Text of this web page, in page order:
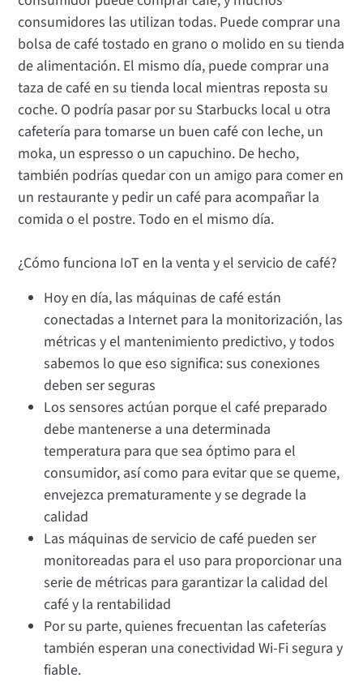
consumidores las utilizan todas. Puede comprar una
bolsa de café tostado en grano o molido en su tienda
de alimentación. El mismo día, puede comprar una
taza de café en su tienda local mientras reposta su
coche. O podría pasar por su Starbucks local u otra
cafetería para tomarse un buen café con leche, un
moka, un espresso o un capuchino. De hecho,
también podrías quedar con un amigo para comer en
un restaurante y pedir un café para acompañar la
comida o el postre. Todo en el mismo día.
¿Cómo funciona IoT en la venta y el servicio de café?
Hoy en día, las máquinas de café están
conectadas a Internet para la monitorización, las
métricas y el mantenimiento predictivo, y todos
sabemos lo que eso significa: sus conexiones
deben ser seguras
Los sensores actúan porque el café preparado
debe mantenerse a una determinada
temperatura para que sea óptimo para el
consumidor, así como para evitar que se queme,
envejezca prematuramente y se degrade la
calidad
Las máquinas de servicio de café pueden ser
monitoreadas para el uso para proporcionar una
serie de métricas para garantizar la calidad del
café y la rentabilidad
Por su parte, quienes frecuentan las cafeterías
también esperan una conectividad Wi-Fi segura y
fiable.